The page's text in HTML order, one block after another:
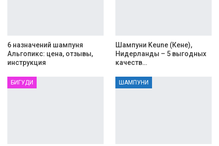
6 назначений шампуня
Альгопикс: цена, отзывы,
инструкция
Шампуни Keune (Кене),
Нидерланды – 5 выгодных
качеств…
БИГУДИ ШАМПУНИ